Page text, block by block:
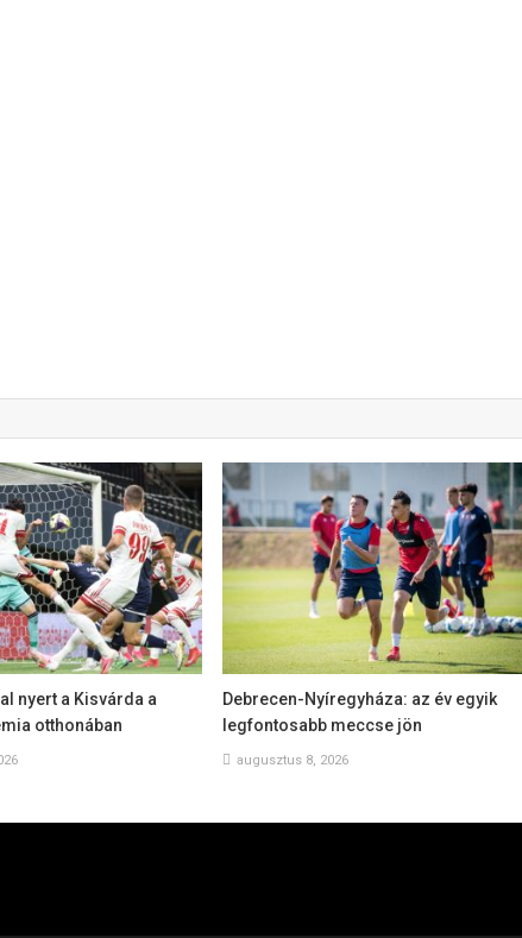
nyert a Kisvárda a
otthonában
Debrecen-Nyíregyháza: az év egyik
legfontosabb meccse jön
augusztus 8, 2026